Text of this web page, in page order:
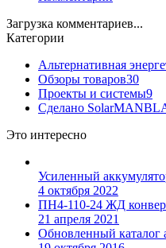
Загрузка комментариев...
Категории
Альтернативная
Обзоры товаров30
Проекты и системы9
Сделано
Это интересно
Усиленный
4 октября 2022
ПН4-110-24 ЖД
21 апреля 2021
Обновленный каталог